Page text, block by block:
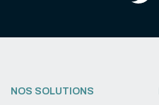
NOS SOLUTIONS